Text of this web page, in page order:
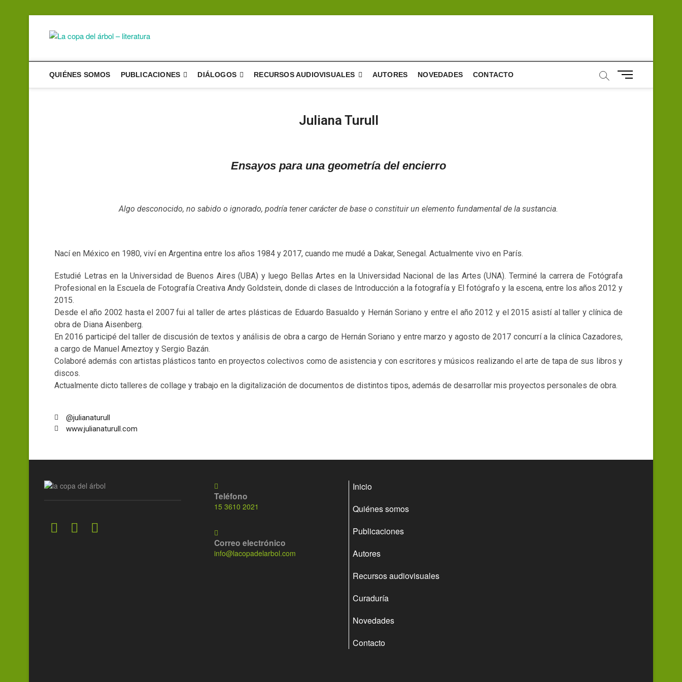
QUIÉNES SOMOS PUBLICACIONES DIÁLOGOS RECURSOS AUDIOVISUALES AUTORES NOVEDADES CONTACTO
B
Juliana Turull
Ensayos para una geometría del encierro
Algo desconocido, no sabido o ignorado, podría tener carácter de base o constituir un elemento fundamental de la sustancia.
Nací en México en 1980, viví en Argentina entre los años 1984 y 2017, cuando me mudé a Dakar, Senegal. Actualmente vivo en París.
Estudié Letras en la Universidad de Buenos Aires (UBA) y luego Bellas Artes en la Universidad Nacional de las Artes (UNA). Terminé la carrera de Fotógrafa
Profesional en la Escuela de Fotografía Creativa Andy Goldstein, donde di clases de Introducción a la fotografía y El fotógrafo y la escena, entre los años 2012 y
2015.
Desde el año 2002 hasta el 2007 fui al taller de artes plásticas de Eduardo Basualdo y Hernán Soriano y entre el año 2012 y el 2015 asistí al taller y clínica de
obra de Diana Aisenberg.
En 2016 participé del taller de discusión de textos y análisis de obra a cargo de Hernán Soriano y entre marzo y agosto de 2017 concurrí a la clínica Cazadores,
a cargo de Manuel Ameztoy y Sergio Bazán.
Colaboré además con artistas plásticos tanto en proyectos colectivos como de asistencia y con escritores y músicos realizando el arte de tapa de sus libros y
discos.
Actualmente dicto talleres de collage y trabajo en la digitalización de documentos de distintos tipos, además de desarrollar mis proyectos personales de obra.
@julianaturull
www.julianaturull.com
Teléfono
15 3610 2021
Correo electrónico
info@lacopadelarbol.com
Inicio
Quiénes somos
Publicaciones
Autores
Recursos audiovisuales
Curaduría
Novedades
Contacto